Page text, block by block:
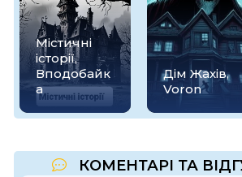
Містичні
історії,
Вподобайк
а
Дім Жахів,
Voron
КОМЕНТАРІ ТА